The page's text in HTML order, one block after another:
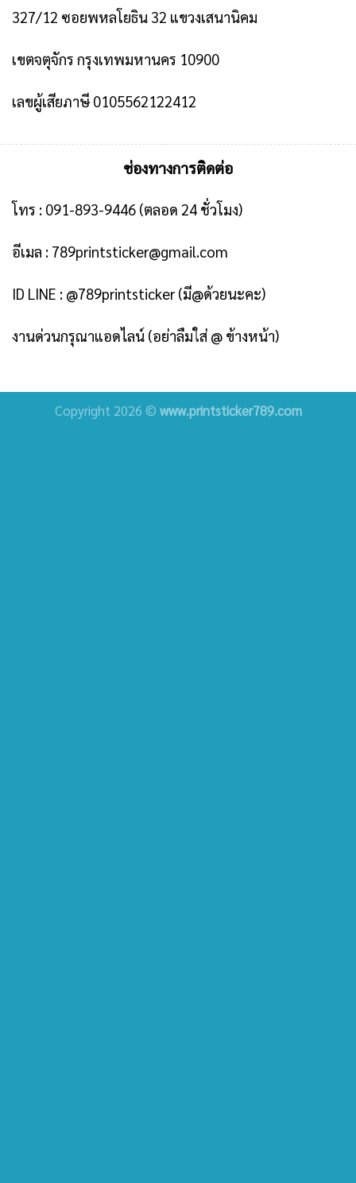
327/12 ซอยพหลโยธิน 32 แขวงเสนานิคม
เขตจตุจักร กรุงเทพมหานคร 10900
เลขผู้เสียภาษี 0105562122412
ช่องทางการติดต่อ
โทร : 091-893-9446 (ตลอด 24 ชั่วโมง)
อีเมล : 789printsticker@gmail.com
ID LINE : @789printsticker(มี@ด้วยนะคะ)
งานด่วนกรุณาแอดไลน์ (อย่าลืมใส่ @ ข้างหน้า)
Copyright 2026 © www.printsticker789.com